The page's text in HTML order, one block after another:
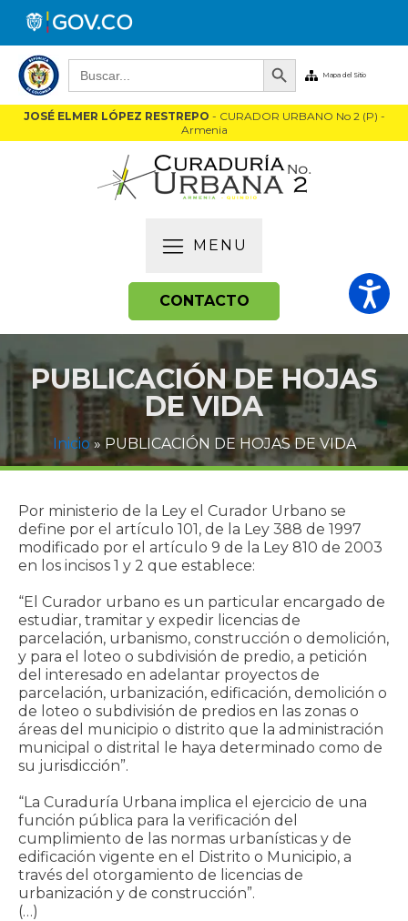
Buscar: Botón de búsqueda
Mapa del Sitio
JOSÉ ELMER LÓPEZ RESTREPO - CURADOR URBANO No 2 (P) -
Armenia
MENU
CONTACTO
PUBLICACIÓN DE HOJAS
DE VIDA
Inicio» PUBLICACIÓN DE HOJAS DE VIDA
Por ministerio de la Ley el Curador Urbano se
define por el artículo 101, de la Ley 388 de 1997
modificado por el artículo 9 de la Ley 810 de 2003
en los incisos 1 y 2 que establece:
“El Curador urbano es un particular encargado de
estudiar, tramitar y expedir licencias de
parcelación, urbanismo, construcción o demolición,
y para el loteo o subdivisión de predio, a petición
del interesado en adelantar proyectos de
parcelación, urbanización, edificación, demolición o
de loteo o subdivisión de predios en las zonas o
áreas del municipio o distrito que la administración
municipal o distrital le haya determinado como de
su jurisdicción”.
“La Curaduría Urbana implica el ejercicio de una
función pública para la verificación del
cumplimiento de las normas urbanísticas y de
edificación vigente en el Distrito o Municipio, a
través del otorgamiento de licencias de
urbanización y de construcción”.
(…)